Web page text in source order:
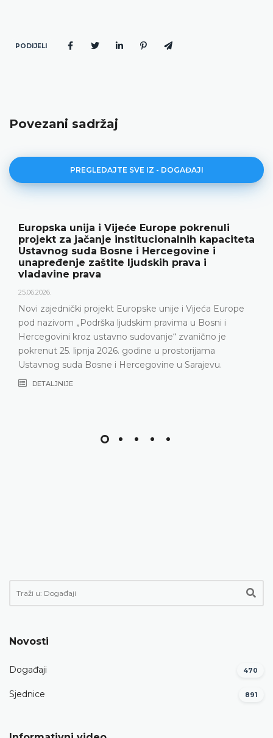
PODIJELI
Povezani sadržaj
PREGLEDAJTE SVE IZ - DOGAĐAJI
pokrenuli
kapaciteta
i
prava i
unije i Vijeća Europe
pravima u Bosni i
zvanično je
u prostorijama
u Sarajevu.
Ustavni sud BiH
rezultate rada i novu
18.05.2026.
Ustavnog suda u 2025.
Ustavni sud suočava
nepopunjenosti sudačkog
DETALJNIJE
Novosti
Događaji 470
Sjednice 891